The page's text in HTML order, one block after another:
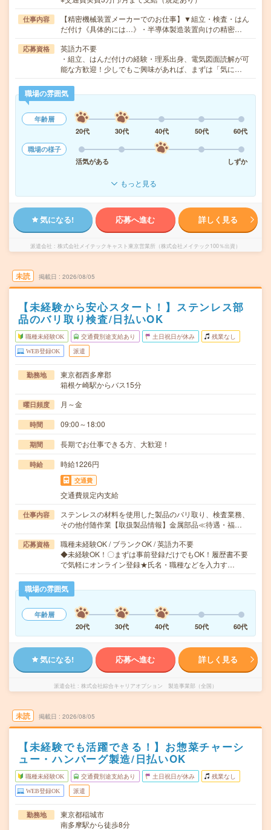
仕事内容
【精密機械装置メーカーでのお仕事】▼組立・検査・はん
だ付け《具体的には…》・半導体製造装置向けの精密…
応募資格
英語力不要
・組立、はんだ付けの経験・理系出身、電気図面読解が可
能な方歓迎！少しでもご興味があれば、まずは「気に…
職場の雰囲気
年齢層
20代
30代 40代 50代
60代
職場の様子
活気がある
しずか
もっと見る
気になる! 応募へ進む 詳しく見る
派遣会社 株式会社メイテックキャスト東京営業所（株式会社メイテック100％出資）
未読 掲載日 2026/08/05
【未経験から安心スタート！】ステンレス部
品のバリ取り検査/日払いOK
職種未経験OK 交通費別途支給あり 土日祝日が休み 残業なし
WEB登録OK 派遣
勤務地
東京都西多摩郡
箱根ケ崎駅からバス15分
曜日頻度 月～金
時間 09:00～18:00
期間 長期でお仕事できる方、大歓迎！
時給 時給1226円
交通費
交通費規定内支給
仕事内容
ステンレスの材料を使用した製品のバリ取り、検査業務、
その他付随作業【取扱製品情報】金属部品≪待遇・福…
応募資格
職種未経験OK / ブランクOK / 英語力不要
◆未経験OK！〇まずは事前登録だけでもOK！履歴書不要
で気軽にオンライン登録★氏名・職種などを入力す…
職場の雰囲気
年齢層
20代
30代 40代 50代 60代
気になる! 応募へ進む 詳しく見る
派遣会社 株式会社綜合キャリアオプション 製造事業部（全国）
未読 掲載日 2026/08/05
【未経験でも活躍できる！】お惣菜チャーシ
ュー・ハンバーグ製造/日払いOK
職種未経験OK 交通費別途支給あり 土日祝日が休み 残業なし
WEB登録OK 派遣
勤務地
東京都稲城市
南多摩駅から徒歩8分